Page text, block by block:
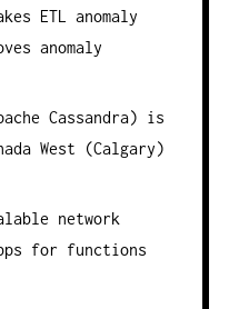
ETL anomaly
anomaly
Cassandra) is
West (Calgary)
network
for functions